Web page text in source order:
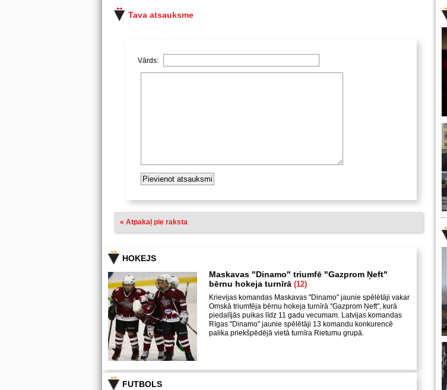
Tava atsauksme
Vārds:
« Atpakaļ pie raksta
HOKEJS
Maskavas "Dinamo" triumfē "Gazprom Ņeft"
bērnu hokeja turnīrā (12)
Krievijas komandas Maskavas "Dinamo" jaunie spēlētāji vakar
Omskā triumfēja bērnu hokeja turnīrā "Gazprom Ņeft", kurā
piedalījās puikas līdz 11 gadu vecumam. Latvijas komandas
Rīgas "Dinamo" jaunie spēlētāji 13 komandu konkurencē
palika priekšpēdējā vietā turnīra Rietumu grupā.
FUTBOLS